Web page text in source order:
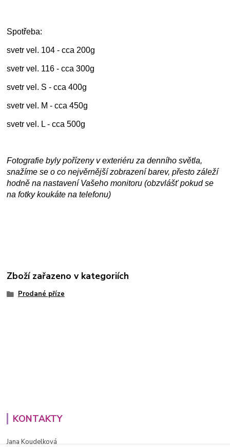
Spotřeba:
svetr vel. 104 - cca 200g
svetr vel. 116 - cca 300g
svetr vel. S - cca 400g
svetr vel. M - cca 450g
svetr vel. L - cca 500g
Fotografie byly pořízeny v exteriéru za denního světla,
snažíme se o co nejvěrnější zobrazení barev, přesto záleží
hodně na nastavení Vašeho monitoru (obzvlášť pokud se
na fotky koukáte na telefonu)
Zboží zařazeno v kategoriích
Prodané příze
KONTAKTY
Jana Koudelková